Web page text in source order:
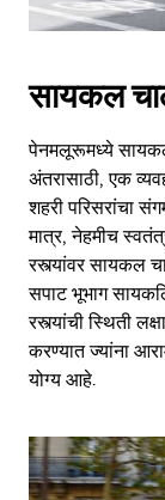
सायकल
पेनमलूरूमध्ये
अंतरासाठी, एक
शहरी परिसरांचा
मात्र, नेहमीच
रस्त्यांवर सायकल
सपाट भूभाग
रस्त्यांची स्थिती
करण्यात ज्यांना
योग्य आहे.